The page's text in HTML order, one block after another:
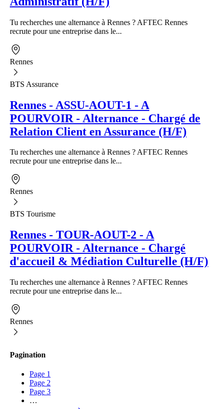
Tu recherches une alternance à Rennes ? AFTEC Rennes
recrute pour une entreprise dans le...
Rennes
BTS Assurance
Rennes - ASSU-AOUT-1 - A
POURVOIR - Alternance - Chargé de
Relation Client en Assurance (H/F)
Tu recherches une alternance à Rennes ? AFTEC Rennes
recrute pour une entreprise dans le...
Rennes
BTS Tourisme
Rennes - TOUR-AOUT-2 - A
POURVOIR - Alternance - Chargé
d'accueil & Médiation Culturelle (H/F)
Tu recherches une alternance à Rennes ? AFTEC Rennes
recrute pour une entreprise dans le...
Rennes
Pagination
Page 1
Page 2
Page 3
…